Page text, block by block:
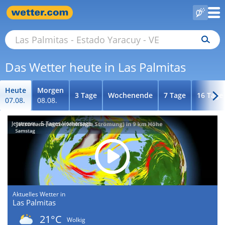
Das Wetter heute in Las Palmitas
Heute
07.08.
Morgen
08.08.
3 Tage Wochenende 7 Tage 16 Tage
Jetstream - 5-Tages-Vorhersage
Aktuelles Wetter in
Las Palmitas
21°C
Wolkig